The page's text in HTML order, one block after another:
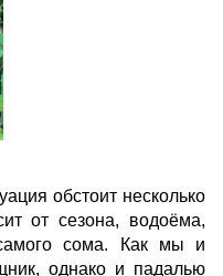
обстоит несколько
от сезона, водоёма,
сома. Как мы и
однако и падалью